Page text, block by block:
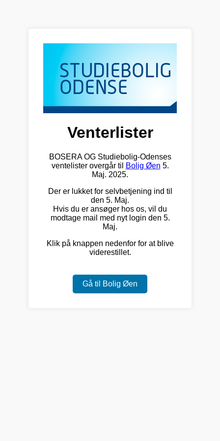
Venterlister
BOSERA OG Studiebolig-Odenses
ventelister overgår til
Bolig Øen 5.
Maj. 2025.
Der er lukket for selvbetjening ind til
den 5. Maj.
Hvis du er ansøger hos os, vil du
modtage mail med nyt login den 5.
Maj.
Klik på knappen nedenfor for at blive
viderestillet.
Gå til Bolig Øen